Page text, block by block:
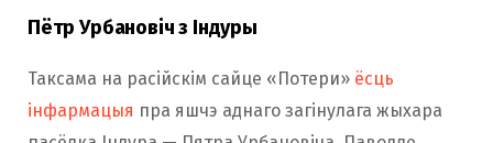
Пётр Урбановіч з Індуры
Таксама на расійскім сайце «Потери» ёсць
інфармацыя пра яшчэ аднаго загінулага жыхара